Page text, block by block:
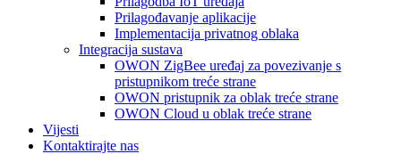
Prilagođavanje aplikacije
Implementacija privatnog oblaka
Integracija sustava
OWON ZigBee uređaj za povezivanje s
pristupnikom treće strane
OWON pristupnik za oblak treće strane
OWON Cloud u oblak treće strane
Vijesti
Kontaktirajte nas